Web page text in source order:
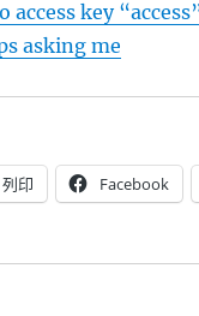
access key
asking me
列印 Facebook